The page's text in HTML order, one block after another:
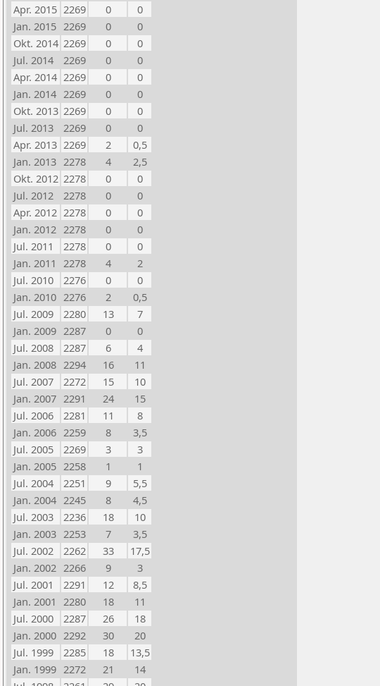
Apr. 2015 2269 0
0
Jan. 2015 2269 0
0
Okt. 2014 2269 0
0
Jul. 2014
2269 0
0
Apr. 2014 2269 0
0
Jan. 2014 2269 0
0
Okt. 2013 2269 0
0
Jul. 2013
2269 0
0
Apr. 2013 2269 2
0,5
Jan. 2013 2278 4
2,5
Okt. 2012 2278 0
0
Jul. 2012
2278 0
0
Apr. 2012 2278 0
0
Jan. 2012 2278 0
0
Jul. 2011
2278 0
0
Jan. 2011 2278 4
2
Jul. 2010
2276 0
0
Jan. 2010 2276 2
0,5
Jul. 2009
2280 13
7
Jan. 2009 2287 0
0
Jul. 2008
2287 6
4
Jan. 2008 2294 16
11
Jul. 2007
2272 15
10
Jan. 2007 2291 24
15
Jul. 2006
2281 11
8
Jan. 2006 2259 8
3,5
Jul. 2005
2269 3
3
Jan. 2005 2258 1
1
Jul. 2004
2251 9
5,5
Jan. 2004 2245 8
4,5
Jul. 2003
2236 18
10
Jan. 2003 2253 7
3,5
Jul. 2002
2262 33
17,5
Jan. 2002 2266 9
3
Jul. 2001
2291 12
8,5
Jan. 2001 2280 18
11
Jul. 2000
2287 26
18
Jan. 2000 2292 30
20
Jul. 1999
2285 18
13,5
Jan. 1999 2272 21
14